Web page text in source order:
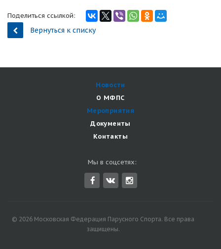
Поделиться ссылкой:
Вернуться к списку
Новости
О МФПС
Мероприятия
Документы
Контакты
Мы в соцсетях:
© 2026 Московская Федерация Парусного Спорта. Все права
защищены.